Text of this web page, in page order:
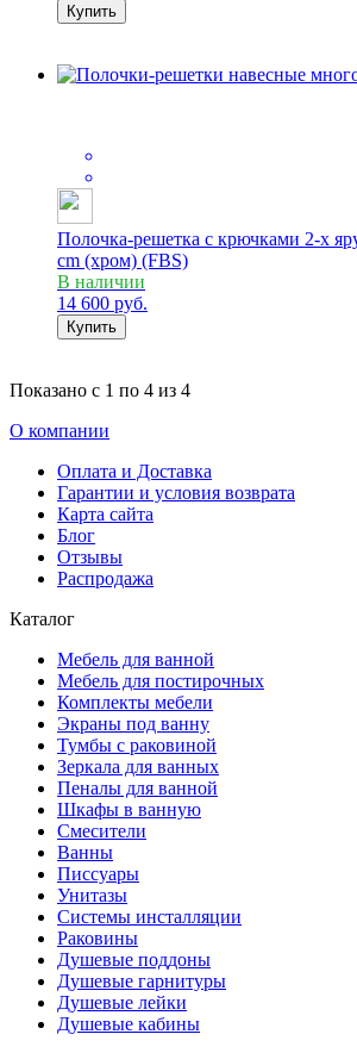
Купить
Полочка-решетка с крючками 2-х
cm (хром) (FBS)
В наличии
14 600 руб.
Купить
Показано с 1 по 4 из 4
О компании
Оплата и Доставка
Гарантии и условия возврата
Карта сайта
Блог
Отзывы
Распродажа
Каталог
Мебель для ванной
Мебель для постирочных
Комплекты мебели
Экраны под ванну
Тумбы с раковиной
Зеркала для ванных
Пеналы для ванной
Шкафы в ванную
Смесители
Ванны
Писсуары
Унитазы
Системы инсталляции
Раковины
Душевые поддоны
Душевые гарнитуры
Душевые лейки
Душевые кабины